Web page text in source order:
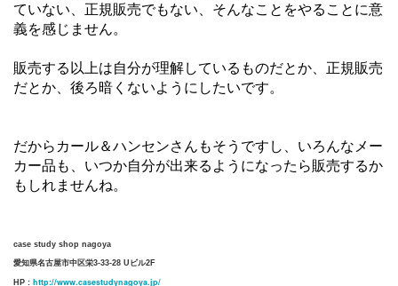
ていない、正規販売でもない、そんなことをやることに意
義を感じません。
販売する以上は自分が理解しているものだとか、正規販売
だとか、後ろ暗くないようにしたいです。
だからカール＆ハンセンさんもそうですし、いろんなメー
カー品も、いつか自分が出来るようになったら販売するか
もしれませんね。
case study shop nagoya
愛知県名古屋市中区栄3-33-28 Uビル2F
HP : http://www.casestudynagoya.jp/